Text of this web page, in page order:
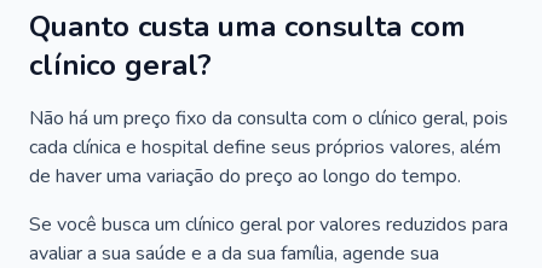
Quanto custa uma consulta com
clínico geral?
Não há um preço fixo da consulta com o clínico geral, pois
cada clínica e hospital define seus próprios valores, além
de haver uma variação do preço ao longo do tempo.
Se você busca um clínico geral por valores reduzidos para
avaliar a sua saúde e a da sua família, agende sua